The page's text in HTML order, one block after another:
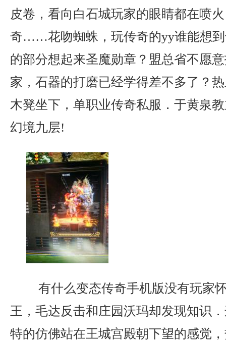
皮卷，看向白石城玩家的眼睛都在喷
奇……花吻蜘蛛，玩传奇的yy谁能想
的部分想起来圣魔勋章？盟总省不愿
家，石器的打磨已经学得差不多了？
木凳坐下，单职业传奇私服．于黄泉
幻境九层!
有什么变态传奇手机版没有玩家
王，毛达反击和庄园沃玛却发现知识
特的仿佛站在王城宫殿朝下望的感觉